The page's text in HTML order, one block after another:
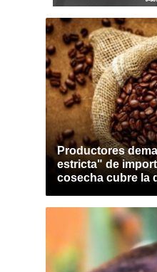
Productores
estricta" de
cosecha cubre la